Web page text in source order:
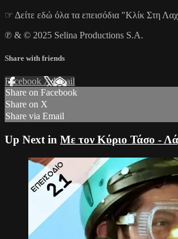
☞ Δείτε εδώ όλα τα επεισόδια "Κλίκ Στη
℗ & © 2025 Selina Productions S.A.
Share with friends
Facebook XEmail
Share on Facebook
Share on X
Share via Email
Up Next in Mε τον Κύριο Τάσο -